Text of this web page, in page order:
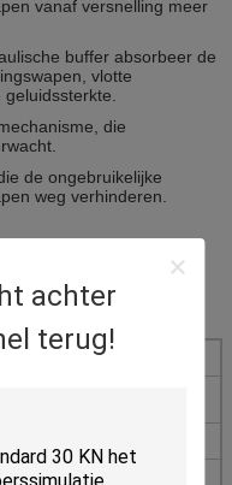
achter
terug!
vanaf versnelling meer
buffer absorbeer de
vlotte
die
de ongebruikelijke
weg verhinderen.
800*800*800